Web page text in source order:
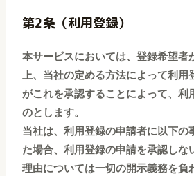
第2条（利用登録）
本サービスにおいては、登録希望者
上、当社の定める方法によって利用
がこれを承認することによって、利
のとします。
当社は、利用登録の申請者に以下の
た場合、利用登録の申請を承認しな
理由については一切の開示義務を負